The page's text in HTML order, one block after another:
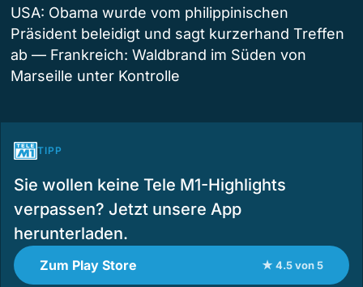
USA: Obama wurde vom philippinischen
Präsident beleidigt und sagt kurzerhand Treffen
ab — Frankreich: Waldbrand im Süden von
Marseille unter Kontrolle
TIPP
Sie wollen keine Tele M1-Highlights
verpassen? Jetzt unsere App
herunterladen.
Zum Play Store ★ 4.5 von 5